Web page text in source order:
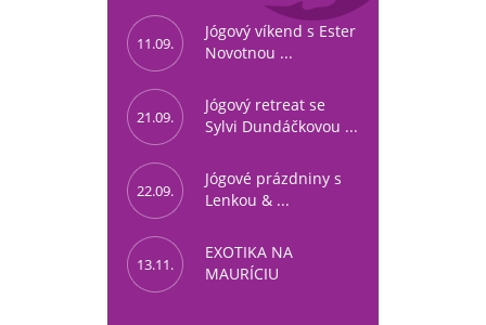
11.09.
Jógový víkend s Ester
Novotnou ...
21.09.
Jógový retreat se
Sylvi Dundáčkovou ...
22.09.
Jógové prázdniny s
Lenkou & ...
13.11.
EXOTIKA NA
MAURÍCIU